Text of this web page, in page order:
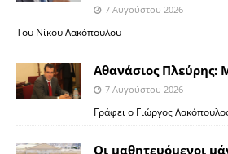
7 Αυγούστου 2026
Του Νίκου Λακόπουλου
Αθανάσιος Πλεύρης:
7 Αυγούστου 2026
Γράφει ο Γιώργος
Οι μαθητευόμενοι